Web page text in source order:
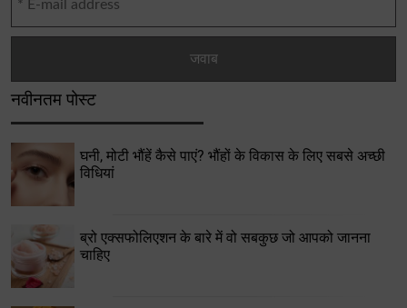
नवीनतम पोस्ट
घनी, मोटी भौंहें कैसे पाएं? भौंहों के विकास के लिए सबसे अच्छी
विधियां
ब्रो एक्सफोलिएशन के बारे में वो सबकुछ जो आपको जानना
चाहिए